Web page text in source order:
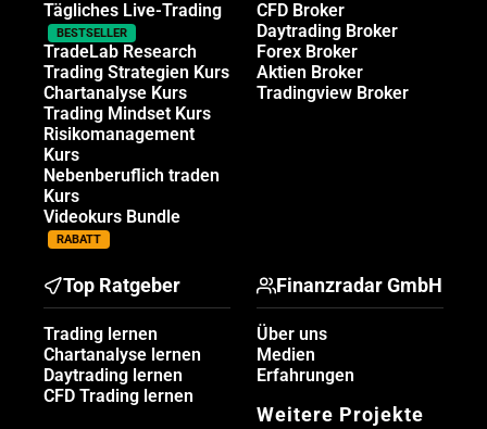
Tägliches Live-Trading
BESTSELLER
TradeLab Research
Trading Strategien Kurs
Chartanalyse Kurs
Trading Mindset Kurs
Risikomanagement
Kurs
Nebenberuflich traden
Kurs
Videokurs Bundle
RABATT
CFD Broker
Daytrading Broker
Forex Broker
Aktien Broker
Tradingview Broker
Top Ratgeber
Trading lernen
Chartanalyse lernen
Daytrading lernen
CFD Trading lernen
Finanzradar GmbH
Über uns
Medien
Erfahrungen
Weitere Projekte